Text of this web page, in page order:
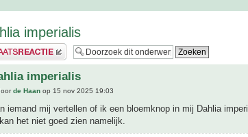
imperialis
een reactie
imperialis
de Haan op 15 nov 2025 19:03
iemand mij vertellen of ik een bloemknop in mij Dahlia
kan het niet goed zien namelijk.